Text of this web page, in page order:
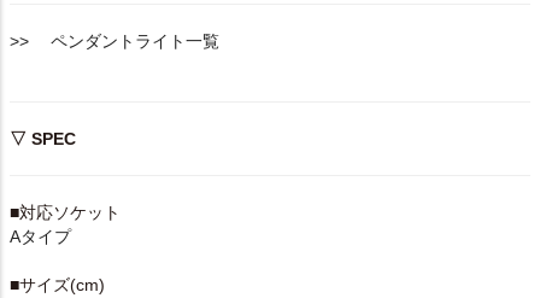
>> ペンダントライト一覧
▽ SPEC
■対応ソケット
Aタイプ
■サイズ(cm)